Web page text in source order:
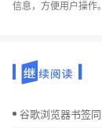
信息，方便用户操作。